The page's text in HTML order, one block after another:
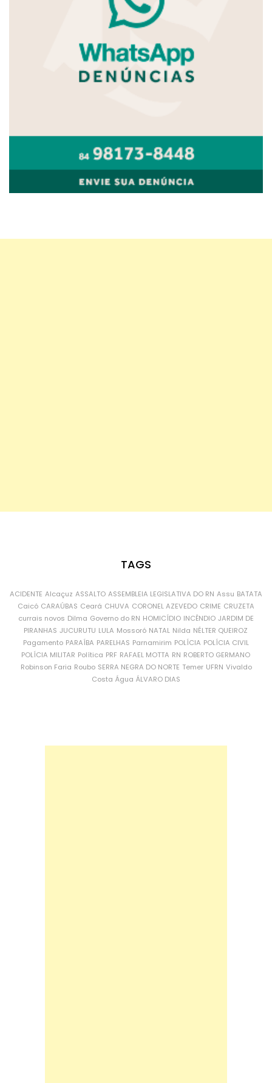
TAGS
ACIDENTE Alcaçuz ASSALTO ASSEMBLEIA LEGISLATIVA DO RN Assu BATATA
Caicó CARAÚBAS Ceará CHUVA CORONEL AZEVEDO CRIME CRUZETA
currais novos Dilma Governo do RN HOMICÍDIO INCÊNDIO JARDIM DE
PIRANHAS JUCURUTU LULA Mossoró NATAL Nilda NÉLTER QUEIROZ
Pagamento PARAÍBA PARELHAS Parnamirim POLÍCIA POLÍCIA CIVIL
POLÍCIA MILITAR Política PRF RAFAEL MOTTA RN ROBERTO GERMANO
Robinson Faria Roubo SERRA NEGRA DO NORTE Temer UFRN Vivaldo
Costa Água ÁLVARO DIAS